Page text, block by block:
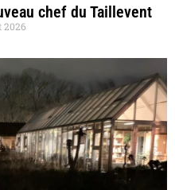
chef du Taillevent
2026